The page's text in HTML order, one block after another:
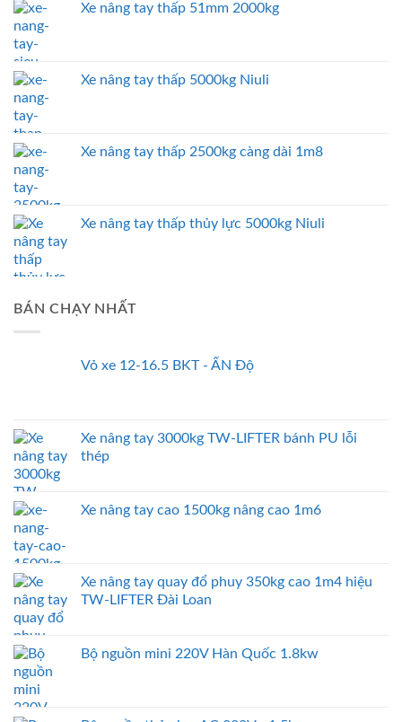
Xe nâng tay thấp 51mm 2000kg
Xe nâng tay thấp 5000kg Niuli
Xe nâng tay thấp 2500kg càng dài 1m8
Xe nâng tay thấp thủy lực 5000kg Niuli
BÁN CHẠY NHẤT
Vỏ xe 12-16.5 BKT - ẤN Độ
Xe nâng tay 3000kg TW-LIFTER bánh PU lỗi
thép
Xe nâng tay cao 1500kg nâng cao 1m6
Xe nâng tay quay đổ phuy 350kg cao 1m4 hiệu
TW-LIFTER Đài Loan
Bộ nguồn mini 220V Hàn Quốc 1.8kw